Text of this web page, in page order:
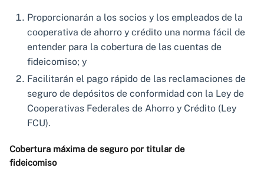
Proporcionarán a los socios y los empleados de la
cooperativa de ahorro y crédito una norma fácil de
entender para la cobertura de las cuentas de
fideicomiso; y
Facilitarán el pago rápido de las reclamaciones de
seguro de depósitos de conformidad con la Ley de
Cooperativas Federales de Ahorro y Crédito (Ley
FCU).
Cobertura máxima de seguro por titular de
fideicomiso